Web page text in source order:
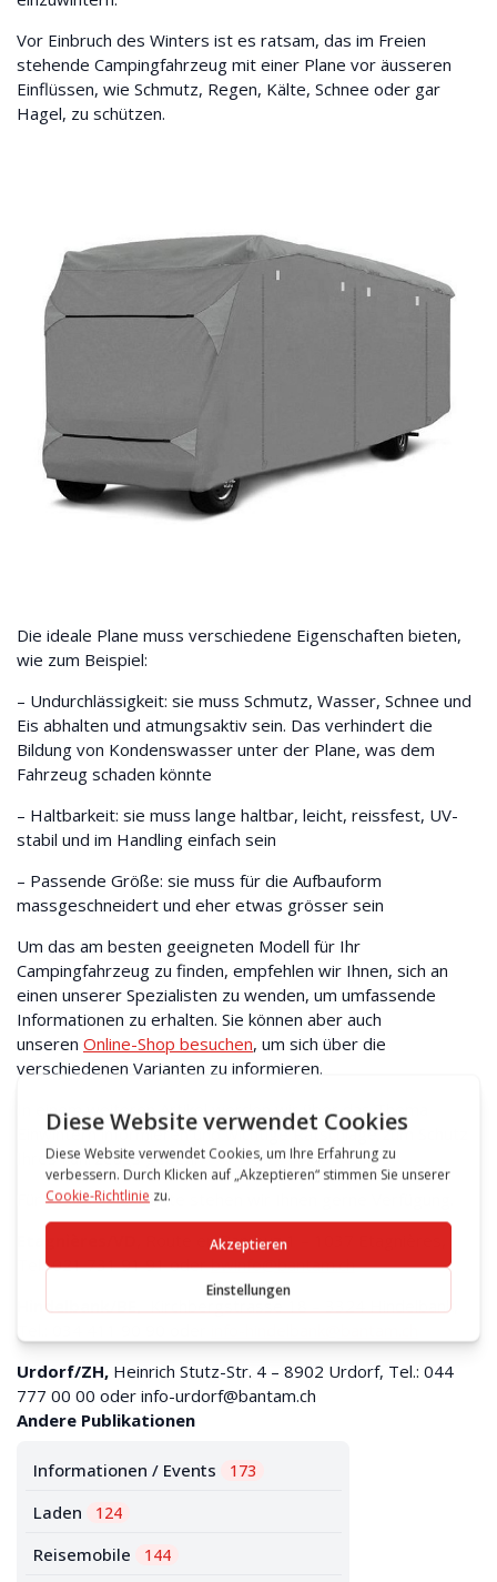
Vor Einbruch des Winters ist es ratsam, das im Freien
stehende Campingfahrzeug mit einer Plane vor äusseren
Einflüssen, wie Schmutz, Regen, Kälte, Schnee oder gar
Hagel, zu schützen.
Die ideale Plane muss verschiedene Eigenschaften bieten,
wie zum Beispiel:
– Undurchlässigkeit: sie muss Schmutz, Wasser, Schnee und
Eis abhalten und atmungsaktiv sein. Das verhindert die
Bildung von Kondenswasser unter der Plane, was dem
Fahrzeug schaden könnte
– Haltbarkeit: sie muss lange haltbar, leicht, reissfest, UV-
stabil und im Handling einfach sein
– Passende Größe: sie muss für die Aufbauform
massgeschneidert und eher etwas grösser sein
Um das am besten geeigneten Modell für Ihr
Campingfahrzeug zu finden, empfehlen wir Ihnen, sich an
einen unserer Spezialisten zu wenden, um umfassende
Informationen zu erhalten. Sie können aber auch
unseren Online-Shop besuchen, um sich über die
verschiedenen Varianten zu informieren.
In einem weiteren Artikel werden wir über das Thema
Einwintern informieren und wichtige Ratschläge zum Schutz
Ihres Fahrzeugs geben!
Für weitere Auskünfte stehen wir Ihnen gerne Verfügung.
, Route en Rambuz 1 – 1037 Etagnières,
Tel.: 021 731 91 91 oderbwinfo@bantam.ch
Hindelbank/BE, Kirchbergstrasse 18 – 3324 Hindelbank,
Urdorf/ZH, Heinrich Stutz-Str. 4 – 8902 Urdorf, Tel.: 044
777 00 00 oder info-urdorf@bantam.ch
Andere Publikationen
Informationen / Events 173
Laden 124
Reisemobile 144